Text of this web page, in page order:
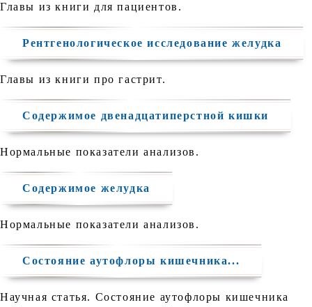
Главы из книги для пациентов.
Рентгенологическое исследование желудка
Главы из книги про гастрит.
Содержимое двенадцатиперстной кишки
Нормальные показатели анализов.
Содержимое желудка
Нормальные показатели анализов.
Состояние аутофлоры кишечника...
Научная статья. Состояние аутофлоры кишечника